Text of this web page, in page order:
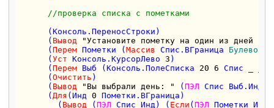
//проверка списка с пометками
      (Консоль.ПереносСтроки)
      (
Вывод
"Установите пометку на один из дней
      (
Перем Пометки (Массив Спис.ВГраница Булево
      (
Уст Консоль.КурсорЛево 3 )
      (
Перем Выб (Консоль.ПолеСписка 20 6 Спис _ _
      (
Очистить )
      (
Вывод "Вы выбрали день: " (ПЭЛ Спис
      (
Для (Инд 0 Пометки.ВГраница)
        (
Вывод (ПЭЛ Спис Инд) ( Если (ПЭЛ Пометки